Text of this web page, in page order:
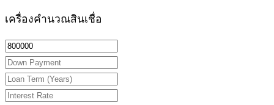
เครื่องคำนวณสินเชื่อ